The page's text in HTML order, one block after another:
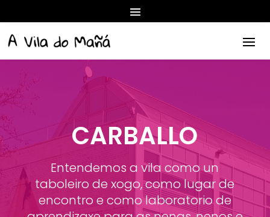
CARBALLO
Entendemos a vila como un
taboleiro de xogo, como lugar de
encontro e como laboratorio de